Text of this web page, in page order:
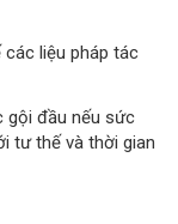
các liệu pháp tác
gội đầu nếu sức
tư thế và thời gian